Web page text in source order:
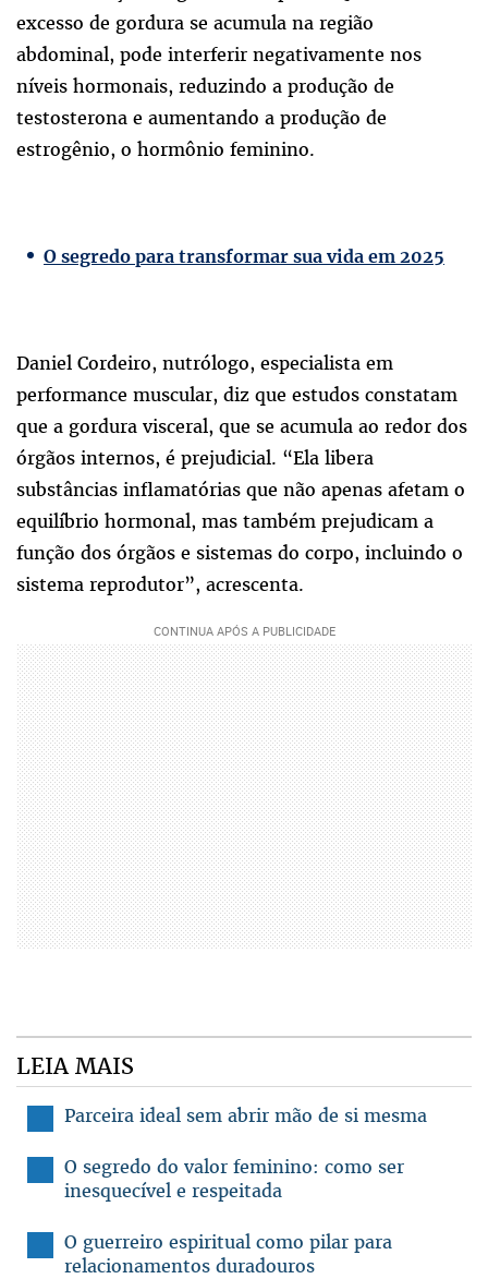
excesso de gordura se acumula na região
abdominal, pode interferir negativamente nos
níveis hormonais, reduzindo a produção de
testosterona e aumentando a produção de
estrogênio, o hormônio feminino.
O segredo para transformar sua vida em 2025
Daniel Cordeiro, nutrólogo, especialista em
performance muscular, diz que estudos constatam
que a gordura visceral, que se acumula ao redor dos
órgãos internos, é prejudicial. “Ela libera
substâncias inflamatórias que não apenas afetam o
equilíbrio hormonal, mas também prejudicam a
função dos órgãos e sistemas do corpo, incluindo o
sistema reprodutor”, acrescenta.
LEIA MAIS
Parceira ideal sem abrir mão de si mesma
O segredo do valor feminino: como ser
inesquecível e respeitada
O guerreiro espiritual como pilar para
relacionamentos duradouros